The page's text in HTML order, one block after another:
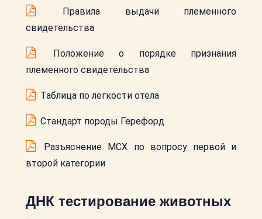
Правила выдачи племенного
свидетельства
Положение о порядке признания
племенного свидетельства
Таблица по легкости отела
Стандарт породы Герефорд
Разъяснение МСХ по вопросу первой и
второй категории
ДНК тестирование животных